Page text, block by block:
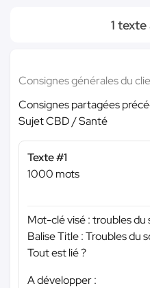
1
Consignes générales du
Consignes partagées
Sujet CBD / Santé
Texte #1
1000 mots
Mot-clé visé : troubles
Balise Title : Troubles du
Tout est lié ?
A développer :